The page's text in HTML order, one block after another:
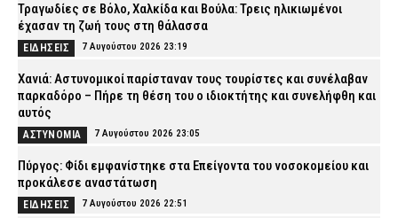
Τραγωδίες σε Βόλο, Χαλκίδα και Βούλα: Τρεις ηλικιωμένοι
έχασαν τη ζωή τους στη θάλασσα
ΕΙΔΗΣΕΙΣ 7 Αυγούστου 2026 23:19
Χανιά: Αστυνομικοί παρίσταναν τους τουρίστες και συνέλαβαν
παρκαδόρο – Πήρε τη θέση του ο ιδιοκτήτης και συνελήφθη και
αυτός
ΑΣΤΥΝΟΜΙΑ 7 Αυγούστου 2026 23:05
Πύργος: Φίδι εμφανίστηκε στα Επείγοντα του νοσοκομείου και
προκάλεσε αναστάτωση
ΕΙΔΗΣΕΙΣ 7 Αυγούστου 2026 22:51